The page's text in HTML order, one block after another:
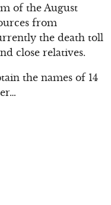
of the August
from
the death toll
close relatives.
the names of 14